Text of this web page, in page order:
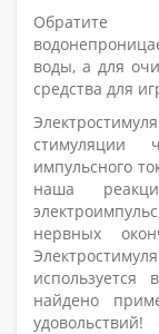
воды, а для
средства для
стимуляции
импульсного
наша
нервных
найдено
удовольствий!